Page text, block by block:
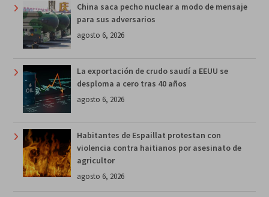
China saca pecho nuclear a modo de mensaje
para sus adversarios
agosto 6, 2026
La exportación de crudo saudí a EEUU se
desploma a cero tras 40 años
agosto 6, 2026
Habitantes de Espaillat protestan con
violencia contra haitianos por asesinato de
agricultor
agosto 6, 2026